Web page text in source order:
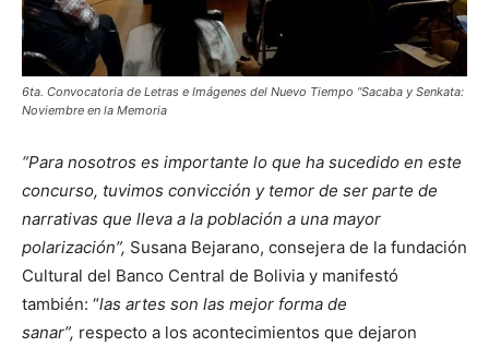
6ta. Convocatoria de Letras e Imágenes del Nuevo Tiempo “Sacaba y Senkata:
Noviembre en la Memoria
“Para nosotros es importante lo que ha sucedido en este
concurso, tuvimos convicción y temor de ser parte de
narrativas que lleva a la población a una mayor
polarización”, Susana Bejarano, consejera de la fundación
Cultural del Banco Central de Bolivia y manifestó
también: “las artes son las mejor forma de
sanar”, respecto a los acontecimientos que dejaron